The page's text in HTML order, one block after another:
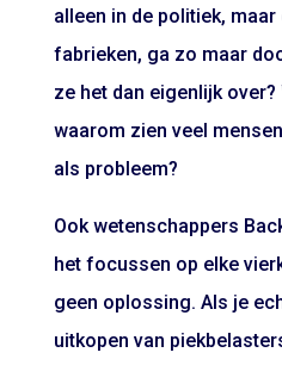
alleen in de politiek,
fabrieken, ga zo maar
ze het dan eigenlijk
waarom zien veel
als probleem?
Ook wetenschappers
het focussen op elke
geen oplossing. Als je
uitkopen van